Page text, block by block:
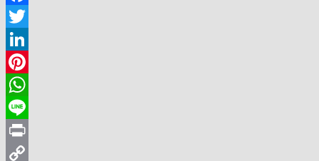
Facebook
Twitter
LinkedIn
Pinterest
WhatsApp
Line
Print